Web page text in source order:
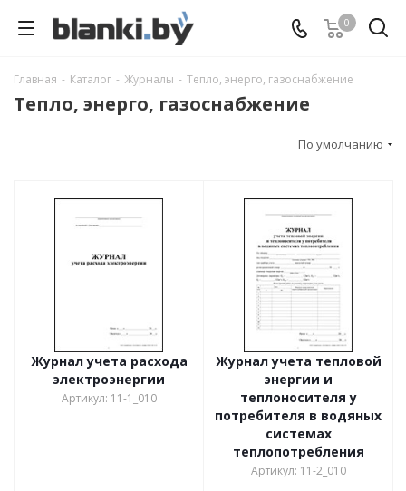
0
Главная - Каталог - Журналы - Тепло, энерго, газоснабжение
Тепло, энерго, газоснабжение
По умолчанию
Журнал учета расхода
электроэнергии
Артикул: 11-1_010
Журнал учета тепловой
энергии и
теплоносителя у
потребителя в водяных
системах
теплопотребления
Артикул: 11-2_010